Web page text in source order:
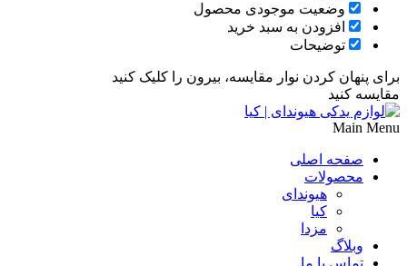
وضعیت موجودی محصول
افزودن به سبد خرید
توضیحات
برای پنهان کردن نوار مقایسه، بیرون را کلیک کنید
مقایسه کنید
Main Menu
صفحه اصلی
محصولات
هیوندای
کیا
مزدا
وبلاگ